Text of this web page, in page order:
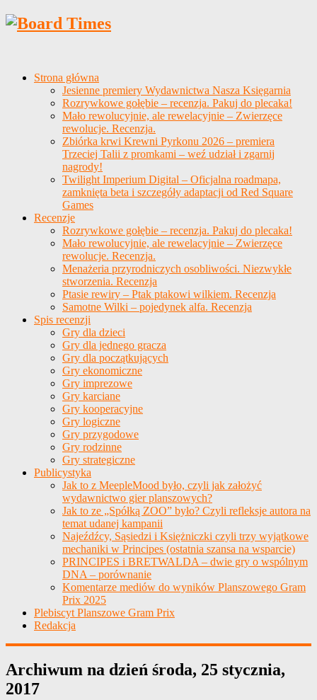
Strona główna
Jesienne premiery Wydawnictwa Nasza Księgarnia
Rozrywkowe gołębie – recenzja. Pakuj do plecaka!
Mało rewolucyjnie, ale rewelacyjnie – Zwierzęce
rewolucje. Recenzja.
Zbiórka krwi Krewni Pyrkonu 2026 – premiera
Trzeciej Talii z promkami – weź udział i zgarnij
nagrody!
Twilight Imperium Digital – Oficjalna roadmapa,
zamknięta beta i szczegóły adaptacji od Red Square
Games
Recenzje
Rozrywkowe gołębie – recenzja. Pakuj do plecaka!
Mało rewolucyjnie, ale rewelacyjnie – Zwierzęce
rewolucje. Recenzja.
Menażeria przyrodniczych osobliwości. Niezwykłe
stworzenia. Recenzja
Ptasie rewiry – Ptak ptakowi wilkiem. Recenzja
Samotne Wilki – pojedynek alfa. Recenzja
Spis recenzji
Gry dla dzieci
Gry dla jednego gracza
Gry dla początkujących
Gry ekonomiczne
Gry imprezowe
Gry karciane
Gry kooperacyjne
Gry logiczne
Gry przygodowe
Gry rodzinne
Gry strategiczne
Publicystyka
Jak to z MeepleMood było, czyli jak założyć
wydawnictwo gier planszowych?
Jak to ze „Spółką ZOO” było? Czyli refleksje autora na
temat udanej kampanii
Najeźdźcy, Sąsiedzi i Księżniczki czyli trzy wyjątkowe
mechaniki w Principes (ostatnia szansa na wsparcie)
PRINCIPES i BRETWALDA – dwie gry o wspólnym
DNA – porównanie
Komentarze mediów do wyników Planszowego Gram
Prix 2025
Plebiscyt Planszowe Gram Prix
Redakcja
Archiwum na dzień środa, 25 stycznia,
2017